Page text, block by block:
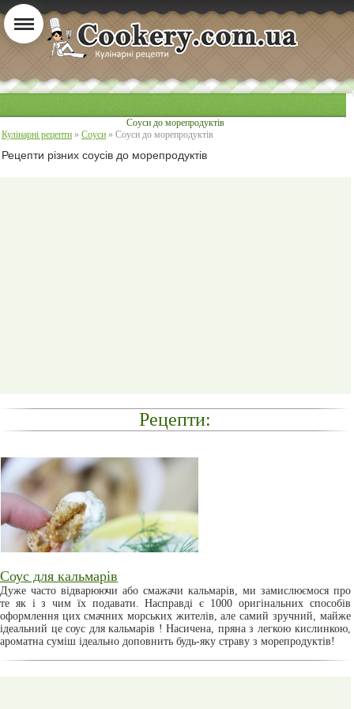
Соуси до морепродуктів
Кулінарні рецепти » Соуси » Соуси до морепродуктів
Рецепти різних соусів до морепродуктів
Рецепти:
Соус для кальмарів
Дуже часто відварюючи або смажачи кальмарів, ми замислюємося про
те як і з чим їх подавати. Насправді є 1000 оригінальних способів
оформлення цих смачних морських жителів, але самий зручний, майже
ідеальний це соус для кальмарів ! Насичена, пряна з легкою кислинкою,
ароматна суміш ідеально доповнить будь-яку страву з морепродуктів!